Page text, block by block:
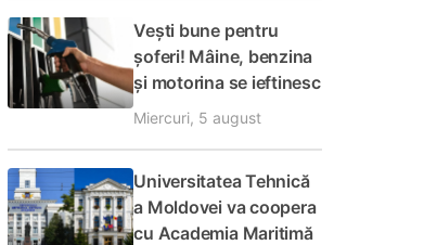
Vești bune pentru
șoferi! Mâine, benzina
și motorina se ieftinesc
Miercuri, 5 august
Universitatea Tehnică
a Moldovei va coopera
cu Academia Maritimă